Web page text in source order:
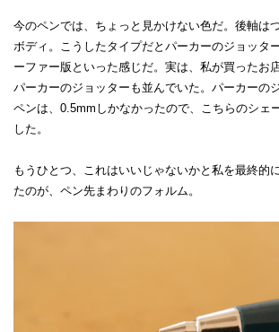
今のペンでは、ちょっと見かけない色だ。後軸は
ボディ。こうしたタイプだとパーカーのジョッタ
ーファー版といった感じだ。実は、私が買ったお
パーカーのジョッターも並んでいた。パーカーの
ペンは、0.5mmしかなかったので、こちらのシェ
した。
もうひとつ、これはいいじゃないかと私を最終的
たのが、ペン先まわりのフォルム。